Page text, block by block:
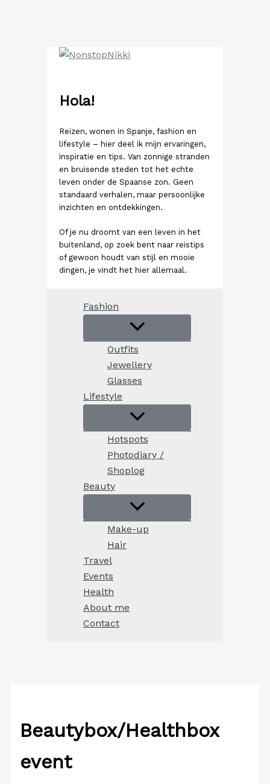
Hola!
Reizen, wonen in Spanje, fashion en
lifestyle – hier deel ik mijn ervaringen,
inspiratie en tips. Van zonnige stranden
en bruisende steden tot het echte
leven onder de Spaanse zon. Geen
standaard verhalen, maar persoonlijke
inzichten en ontdekkingen.
Of je nu droomt van een leven in het
buitenland, op zoek bent naar reistips
of gewoon houdt van stijl en mooie
dingen, je vindt het hier allemaal.
Fashion
Outfits
Jewellery
Glasses
Lifestyle
Hotspots
Photodiary /
Shoplog
Beauty
Make-up
Hair
Travel
Events
Health
About me
Contact
Beautybox/Healthbox
event